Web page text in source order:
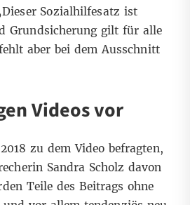
Sozialhilfesatz ist
Grundsicherung gilt für alle
aber bei dem Ausschnitt
Videos vor
zu dem Video befragten,
Sandra Scholz davon
Teile des Beitrags ohne